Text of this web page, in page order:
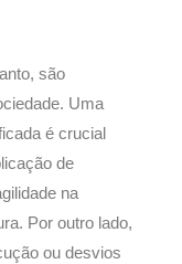
são
Uma
é crucial
de
na
Por outro lado,
ou desvios